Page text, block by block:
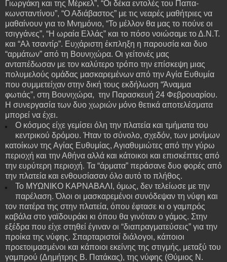
Γιωργάκη και της Μέρκελ”, “Οι δέκα εντολές του Παπα-
κωνσταντίνου”, “Ο Αδιάβαστος” με τις νεαρές μαθήτριες να
μαθαίνουν για το Μνημόνιο, “Το μέλλον θα μας το πούνε οι
τσιγγάνες”, “Η ωραία Ελλάς” και το πόσο νοιώσαμε το Δ.Ν.Τ.
και “Αλ τσαντίρ”. Ευχάριστη έκπληξη η παρουσία και δυο
“αρμάτων” από τη Βουνιχώρα. Οι γείτονές μας
ανταπέδωσαν με τον καλύτερο τρόπο την επίσκεψη μιας
πολυμελούς ομάδας μασκαρεμένων από την Αγία Ευθυμία
που συμμετείχαν στην δική τους εκδήλωση “Άναμμα
φωτιάς”, στη Βουνιχώρα, την Παρασκευή 24 Φεβρουαρίου.
Η συνεργασία των δυο χωριών μόνο θετικά αποτελέσματα
μπορεί να έχει.
Ο κόσμος είχε γεμίσει όλη την πλατεία και τμήματα του
κεντρικού δρόμου. Ήταν το σύνολο, σχεδόν, των μονίμων
κατοίκων της Αγίας Ευθυμίας, Αγιαθυμιώτες από την γύρω
περιοχή και την Αθήνα αλλά και κάτοικοι και επισκέπτες από
την ευρύτερη περιοχή. Τα “άρματα” περάσανε δυο φορές από
την πλατεία και ενθουσίασαν όλο αυτό το πλήθος.
Το ΜΥΩΝΙΚΟ ΚΑΡΝΑΒΑΛΙ, όμως, δεν τελείωσε με την
παρέλαση. Όλοι οι μασκαρεμένοι συνόδεψαν τη νύφη και
τον πατέρα της στην πλατεία, όπου έφτασε κι ο γαμπρός
καβάλα στο γαϊδουράκι κι όπου θα γινόταν ο γάμος. Στην
εξέδρα που είχε στηθεί έγιναν οι “διαπραγματεύσεις” για την
προίκα της νύφης. Σπαρταριστοί διάλογοι, κάποιοι
προετοιμασμένοι και κάποιοι εκείνης της στιγμής, μεταξύ του
γαμπρού (Δημήτρης Β. Πατάκας), της νύφης (Θύμιος Ν.